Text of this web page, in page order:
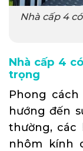
Nhà cấp 4
Nhà cấp 4
trọng
Phong
hướng đến
thường, các
nhôm kính